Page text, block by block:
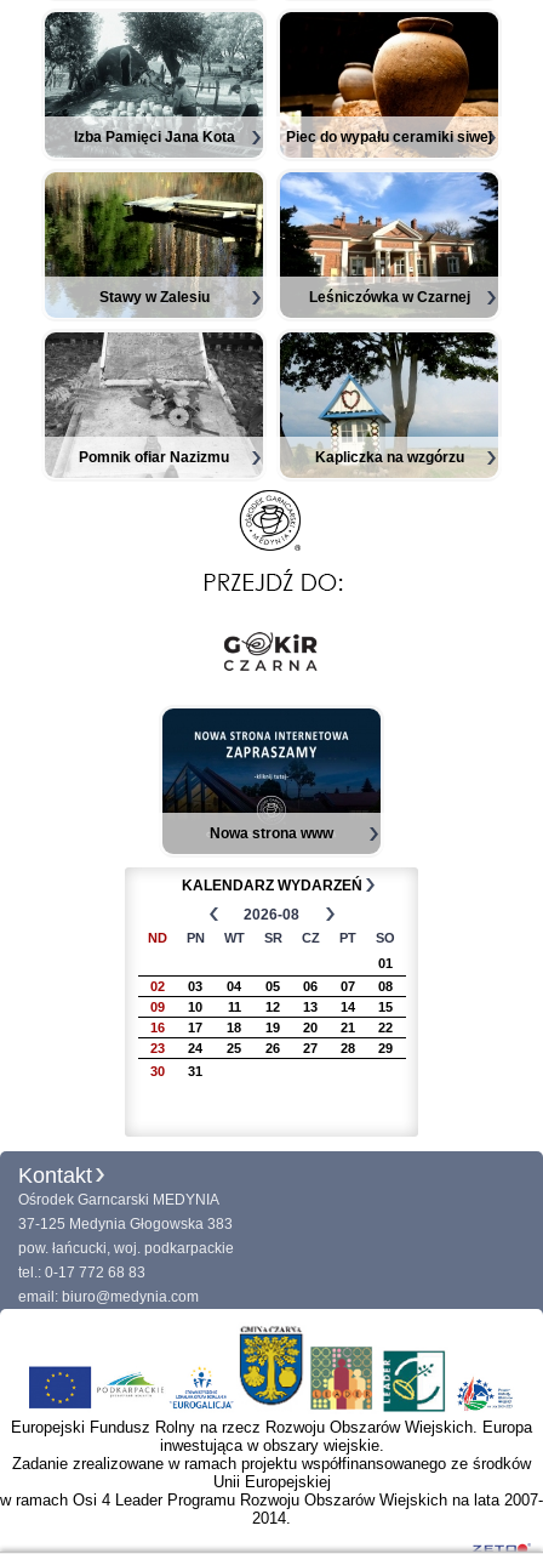
Izba Pamięci Jana Kota Piec do wypału ceramiki siwej
Stawy w Zalesiu Leśniczówka w Czarnej
Pomnik ofiar Nazizmu Kapliczka na wzgórzu
Nowa strona www
KALENDARZ WYDARZEŃ
2026-08
ND PN WT SR CZ PT
SO
01
02
03 04 05 06 07
08
09
10 11 12 13 14
15
16
17 18 19 20 21
22
23
24 25 26 27 28
29
30
31
Kontakt
Ośrodek Garncarski MEDYNIA
37-125 Medynia Głogowska 383
pow. łańcucki, woj. podkarpackie
tel.: 0-17 772 68 83
email: biuro@medynia.com
Europejski Fundusz Rolny na rzecz Rozwoju Obszarów Wiejskich. Europa
inwestująca w obszary wiejskie.
Zadanie zrealizowane w ramach projektu współfinansowanego ze środków
Unii Europejskiej
w ramach Osi 4 Leader Programu Rozwoju Obszarów Wiejskich na lata 2007-
2014.